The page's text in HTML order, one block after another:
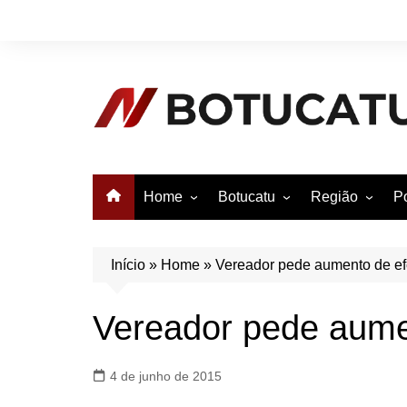
Home Botucatu
Conheça Botucatu!
Região
Bauru
Itatinga
Início » Home » Vereador pede aumento de
Vereador pede
4 de junho de 2015